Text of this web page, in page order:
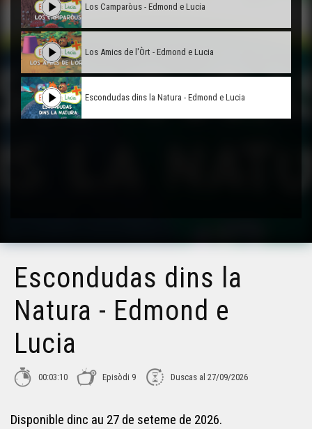
Los Camparòus - Edmond e Lucia
Los Amics de l'Òrt - Edmond e Lucia
Escondudas dins la Natura - Edmond e Lucia
Escondudas dins la
Natura - Edmond e
Lucia
00:03:10 Episòdi 9 Duscas al 27/09/2026
Disponible dinc au 27 de seteme de 2026.